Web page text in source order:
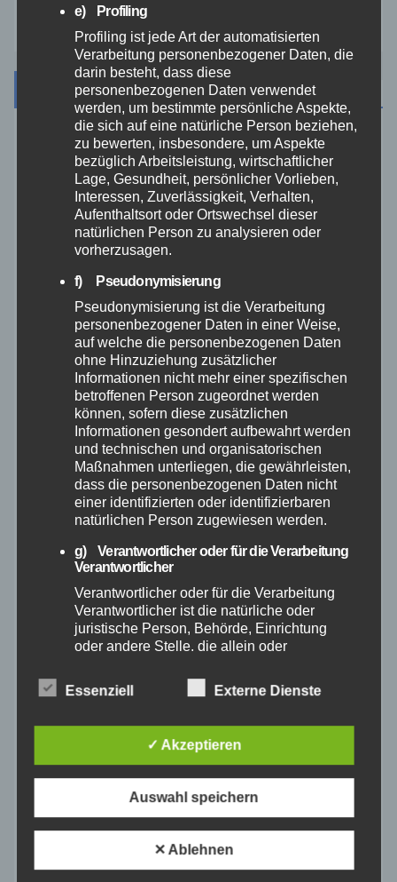
August 2026
Juli 2026
Juni 2026
Mai 2026
April 2026
März 2026
Februar 2026
Januar 2026
Dezember 2025
November 2025
Oktober 2025
e) Profiling
Profiling ist jede Art der automatisierten
Verarbeitung personenbezogener Daten, die
darin besteht, dass diese
personenbezogenen Daten verwendet
werden, um bestimmte persönliche Aspekte,
die sich auf eine natürliche Person beziehen,
zu bewerten, insbesondere, um Aspekte
bezüglich Arbeitsleistung, wirtschaftlicher
Lage, Gesundheit, persönlicher Vorlieben,
Interessen, Zuverlässigkeit, Verhalten,
Aufenthaltsort oder Ortswechsel dieser
natürlichen Person zu analysieren oder
vorherzusagen.
f) Pseudonymisierung
Pseudonymisierung ist die Verarbeitung
personenbezogener Daten in einer Weise,
auf welche die personenbezogenen Daten
ohne Hinzuziehung zusätzlicher
Informationen nicht mehr einer spezifischen
betroffenen Person zugeordnet werden
können, sofern diese zusätzlichen
Informationen gesondert aufbewahrt werden
und technischen und organisatorischen
Maßnahmen unterliegen, die gewährleisten,
dass die personenbezogenen Daten nicht
einer identifizierten oder identifizierbaren
natürlichen Person zugewiesen werden.
g) Verantwortlicher oder für die Verarbeitung
Verantwortlicher
Verantwortlicher oder für die Verarbeitung
Verantwortlicher ist die natürliche oder
juristische Person, Behörde, Einrichtung
oder andere Stelle, die allein oder
und Mittel der Verarbeitung von
personenbezogenen Daten entscheidet.
das Recht der Mitgliedstaaten vorgegeben,
beziehungsweise können die bestimmten
Kriterien seiner Benennung nach dem
Mitgliedstaaten vorgesehen werden.
h) Auftragsverarbeiter
Essenziell Externe Dienste
✓ Akzeptieren
Auswahl speichern
✕ Ablehnen